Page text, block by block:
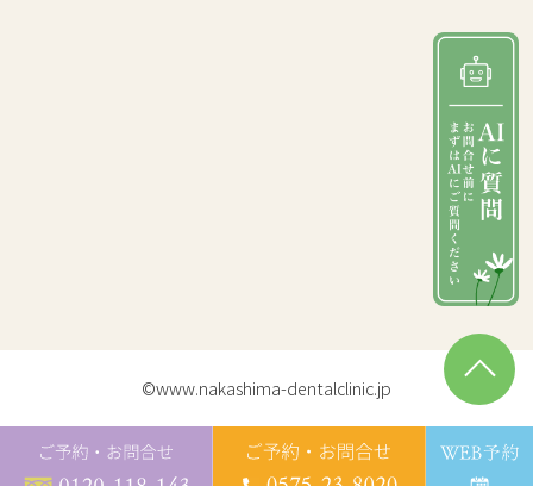
©www.nakashima-dentalclinic.jp